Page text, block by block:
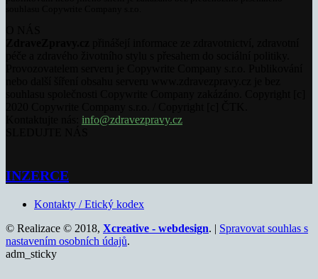
info@zdravezpravy.cz
INZERCE
Kontakty / Etický kodex
© Realizace © 2018, Xcreative - webdesign. | Spravovat souhlas s
nastavením osobních údajů.
adm_sticky